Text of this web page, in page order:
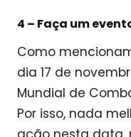
4 – Faça um
Como
dia 17 de
Mundial de
Por isso, nada